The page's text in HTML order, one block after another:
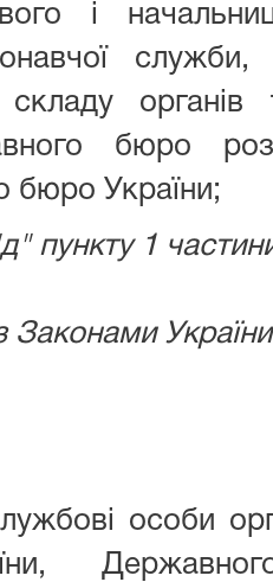
і
служби,
органів
бюро
бюро України;
пункту 1
Законами
особи